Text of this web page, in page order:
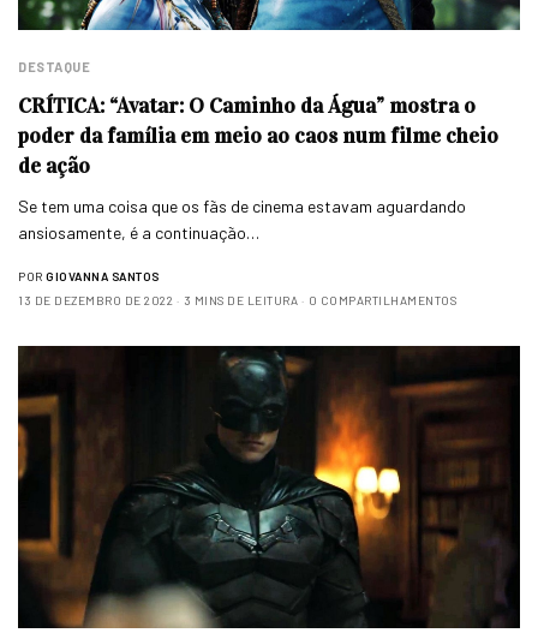
DESTAQUE
CRÍTICA: “Avatar: O Caminho da Água” mostra o
poder da família em meio ao caos num filme cheio
de ação
Se tem uma coisa que os fãs de cinema estavam aguardando
ansiosamente, é a continuação…
POR GIOVANNA SANTOS
13 DE DEZEMBRO DE 2022
3 MINS DE LEITURA 0 COMPARTILHAMENTOS